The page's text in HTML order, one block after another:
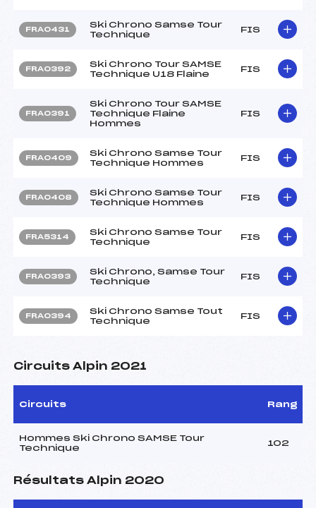
FRA0431
Ski Chrono Samse Tour
Technique
FIS
FRA0392
Ski Chrono Tour SAMSE
Technique U18 Flaine
FIS
FRA0391
Ski Chrono Tour SAMSE
Technique Flaine
Hommes
FIS
FRA0409
Ski Chrono Samse Tour
Technique Hommes
FIS
FRA0408
Ski Chrono Samse Tour
Technique Hommes
FIS
FRA5314
Ski Chrono Samse Tour
Technique
FIS
FRA0393
Ski Chrono, Samse Tour
Technique
FIS
FRA0394
Ski Chrono Samse Tout
Technique
FIS
Circuits Alpin 2021
Circuits Rang
Hommes Ski Chrono SAMSE Tour
Technique
102
Résultats Alpin 2020